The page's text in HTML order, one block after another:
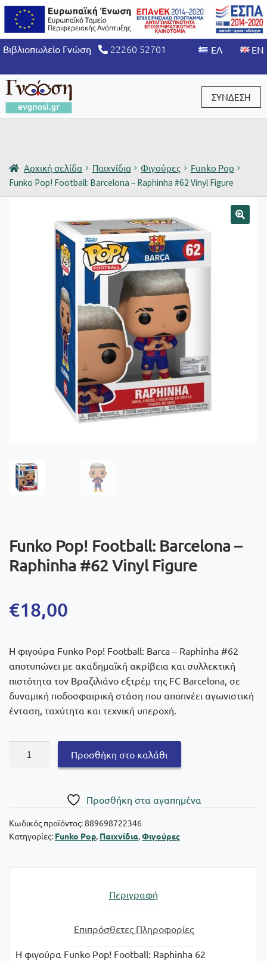
Βιβλιοπωλείο Γνώση 22260 52701
ΣΥΝΔΕΣΗ
Αρχική σελίδα Παιχνίδια Φιγούρες
Funko Pop
Funko Pop! Football: Barcelona – Raphinha #62 Vinyl Figure
Funko Pop! Football: Barcelona –
Raphinha #62 Vinyl Figure
€18,00
Η φιγούρα Funko Pop! Football: Barca – Raphinha #62
αποτυπώνει με ακαδημαϊκή ακρίβεια και συλλεκτική
πιστότητα τον Βραζιλιάνο εξτρέμ της FC Barcelona, σε
δυναμική ποδοσφαιρική στάση που αποπνέει αγωνιστική
ένταση, ταχύτητα και τεχνική υπεροχή.
Raphinha
#62
Προσθήκη στο καλάθι
Πρoσθήκη στα αγαπημένα
Κωδικός προϊόντος:889698722346
Κατηγορίες: Funko Pop, Παιχνίδια,Φιγούρες
Περιγραφή
Επιπρόσθετες Πληροφορίες
Η φιγούρα Funko Pop! Football: Raphinha 62